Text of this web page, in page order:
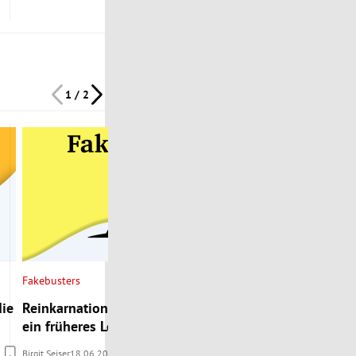
1 / 2
Fakebusters
Reinkarnation: Erinnern sich Kinder an
ein früheres Leben?
Birgit Seiser18.06.2026